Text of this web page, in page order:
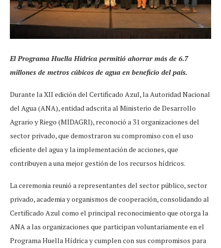
El Programa Huella Hídrica permitió ahorrar más de 6.7
millones de metros cúbicos de agua en beneficio del país.
Durante la XII edición del Certificado Azul, la Autoridad Nacional
del Agua (ANA), entidad adscrita al Ministerio de Desarrollo
Agrario y Riego (MIDAGRI), reconoció a 31 organizaciones del
sector privado, que demostraron su compromiso con el uso
eficiente del agua y la implementación de acciones, que
contribuyen a una mejor gestión de los recursos hídricos.
La ceremonia reunió a representantes del sector público, sector
privado, academia y organismos de cooperación, consolidando al
Certificado Azul como el principal reconocimiento que otorga la
ANA a las organizaciones que participan voluntariamente en el
Programa Huella Hídrica y cumplen con sus compromisos para